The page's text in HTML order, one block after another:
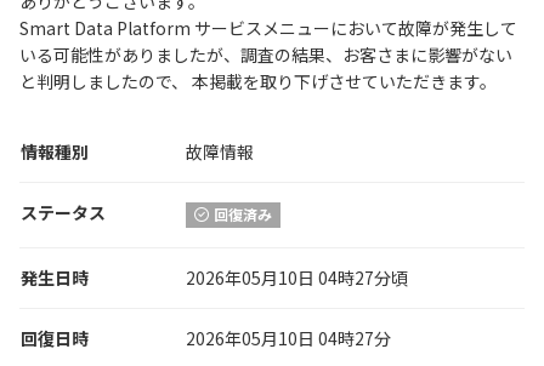
Smart Data Platform サービスメニューにおいて故障が発生して
いる可能性がありましたが、調査の結果、お客さまに影響がない
と判明しましたので、 本掲載を取り下げさせていただきます。
情報種別 故障情報
ステータス 回復済み
発生日時 2026年05月10日 04時27分頃
回復日時 2026年05月10日 04時27分